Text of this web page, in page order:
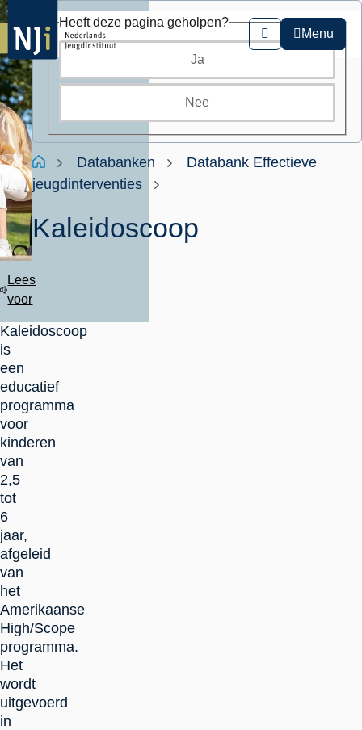
Overslaan
en
naar
de
inhoud
gaan
Zoeken
Menu
Kruimelpad
HomeDatabanken
Databank Effectieve
jeugdinterventies
Kaleidoscoop
Lees
voor
Kaleidoscoop
is
een
educatief
programma
voor
kinderen
van
2,5
tot
6
jaar,
afgeleid
van
het
Amerikaanse
High/Scope
programma.
Het
wordt
uitgevoerd
in
Heeft deze pagina geholpen?
Ja
Nee